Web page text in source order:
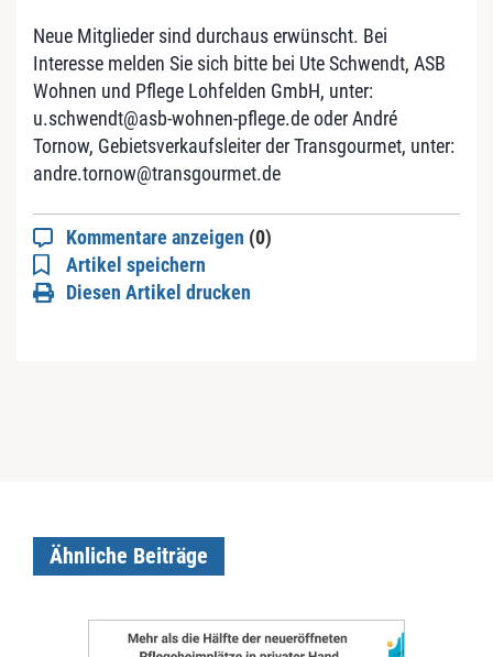
Neue Mitglieder sind durchaus erwünscht. Bei
Interesse melden Sie sich bitte bei Ute Schwendt, ASB
Wohnen und Pflege Lohfelden GmbH, unt er:
u.schwendt@asb-wohnen-pflege.deoder André
Tornow, Gebietsverkaufsleiter der Transgourmet, unter:
andre.tornow@transgourmet.de
Kommentare anzeigen (0)
Artikel speichern
Diesen Artikel drucken
Ähnliche Beiträge